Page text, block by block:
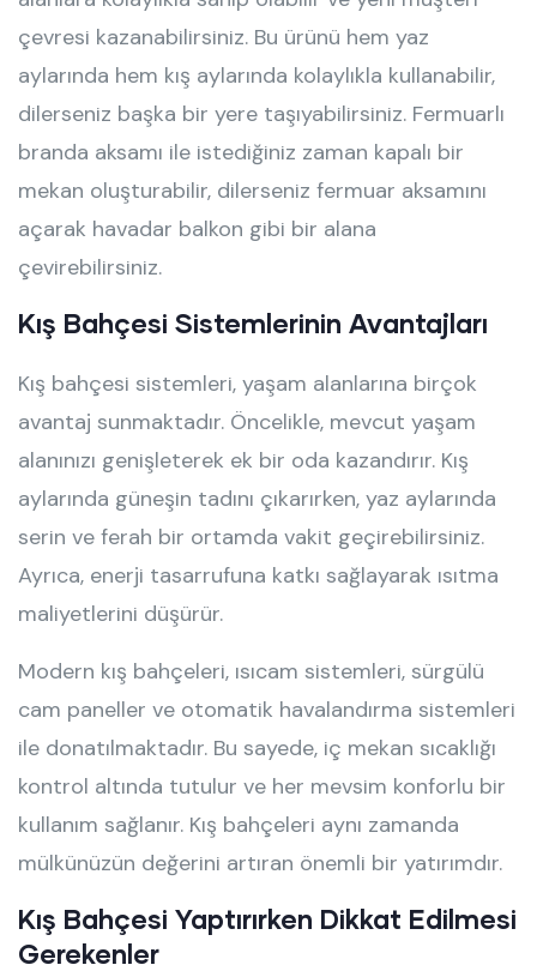
çevresi kazanabilirsiniz. Bu ürünü hem yaz
aylarında hem kış aylarında kolaylıkla kullanabilir,
dilerseniz başka bir yere taşıyabilirsiniz. Fermuarlı
branda aksamı ile istediğiniz zaman kapalı bir
mekan oluşturabilir, dilerseniz fermuar aksamını
açarak havadar balkon gibi bir alana
çevirebilirsiniz.
Kış Bahçesi Sistemlerinin Avantajları
Kış bahçesi sistemleri, yaşam alanlarına birçok
avantaj sunmaktadır. Öncelikle, mevcut yaşam
alanınızı genişleterek ek bir oda kazandırır. Kış
aylarında güneşin tadını çıkarırken, yaz aylarında
serin ve ferah bir ortamda vakit geçirebilirsiniz.
Ayrıca, enerji tasarrufuna katkı sağlayarak ısıtma
maliyetlerini düşürür.
Modern kış bahçeleri, ısıcam sistemleri, sürgülü
cam paneller ve otomatik havalandırma sistemleri
ile donatılmaktadır. Bu sayede, iç mekan sıcaklığı
kontrol altında tutulur ve her mevsim konforlu bir
kullanım sağlanır. Kış bahçeleri aynı zamanda
mülkünüzün değerini artıran önemli bir yatırımdır.
Kış Bahçesi Yaptırırken Dikkat Edilmesi
Gerekenler